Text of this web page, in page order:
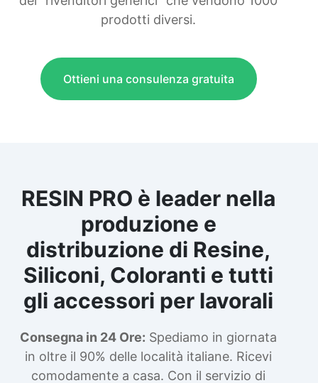
prodotti diversi.
Ottieni una consulenza gratuita
RESIN PRO è leader nella
produzione e
distribuzione di Resine,
Siliconi, Coloranti e tutti
gli accessori per lavorali
Consegna in 24 Ore: Spediamo in giornata
in oltre il 90% delle località italiane. Ricevi
comodamente a casa. Con il servizio di